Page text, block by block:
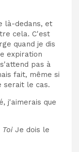
là-dedans, et
cela. C'est
quand je dis
expiration
pas à
fait, même si
serait le cas.
j'aimerais que
Toi Je dois le